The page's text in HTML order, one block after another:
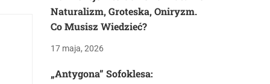
Naturalizm, Groteska, Oniryzm.
Co Musisz Wiedzieć?
17 maja, 2026
„Antygona” Sofoklesa: